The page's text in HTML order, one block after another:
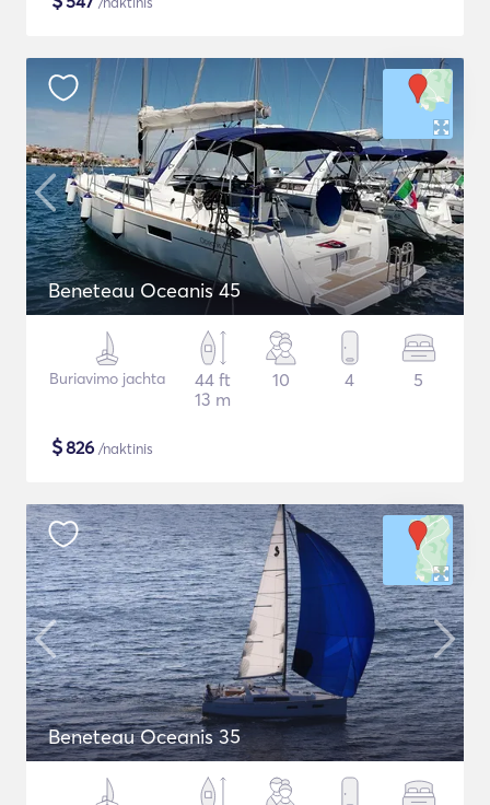
Beneteau Oceanis 45
Buriavimo jachta
44 ft
13 m
10 4 5
$826 /naktinis
Beneteau Oceanis 35